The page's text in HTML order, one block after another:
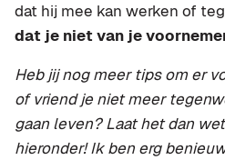
dat hij mee kan werken of
dat je niet van je
Heb jij nog meer tips om er
of vriend je niet meer
gaan leven? Laat het dan
hieronder! Ik ben erg